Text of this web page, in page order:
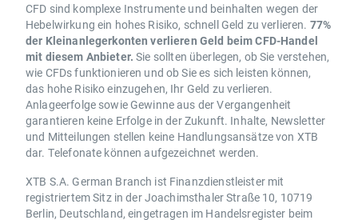
CFD sind komplexe Instrumente und beinhalten wegen der
Hebelwirkung ein hohes Risiko, schnell Geld zu verlieren. 77%
der Kleinanlegerkonten verlieren Geld beim CFD-Handel
mit diesem Anbieter. Sie sollten überlegen, ob Sie verstehen,
wie CFDs funktionieren und ob Sie es sich leisten können,
das hohe Risiko einzugehen, Ihr Geld zu verlieren.
Anlageerfolge sowie Gewinne aus der Vergangenheit
garantieren keine Erfolge in der Zukunft. Inhalte, Newsletter
und Mitteilungen stellen keine Handlungsansätze von XTB
dar. Telefonate können aufgezeichnet werden.
XTB S.A. German Branch ist Finanzdienstleister mit
registriertem Sitz in der Joachimsthaler Straße 10, 10719
Berlin, Deutschland, eingetragen im Handelsregister beim